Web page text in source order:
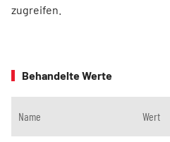
zugreifen.
Behandelte Werte
Name Wert